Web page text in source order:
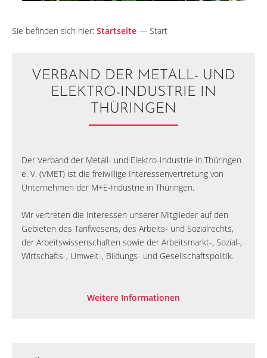
Sie befinden sich hier: Startseite — Start
VERBAND DER METALL- UND
ELEKTRO-INDUSTRIE IN
THÜRINGEN
Der Verband der Metall- und Elektro-Industrie in Thüringen
e. V. (VMET) ist die freiwillige Interessenvertretung von
Unternehmen der M+E-Industrie in Thüringen.
Wir vertreten die Interessen unserer Mitglieder auf den
Gebieten des Tarifwesens, des Arbeits- und Sozialrechts,
der Arbeitswissenschaften sowie der Arbeitsmarkt-, Sozial-,
Wirtschafts-, Umwelt-, Bildungs- und Gesellschaftspolitik.
Weitere Informationen